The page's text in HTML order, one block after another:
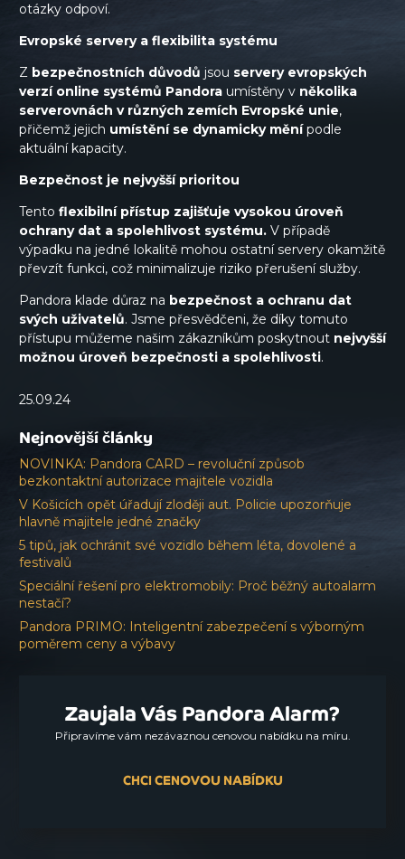
otázky odpoví.
Evropské servery a flexibilita systému
Z bezpečnostních důvodů jsou servery evropských
verzí online systémů Pandora umístěny v několika
serverovnách v různých zemích Evropské unie,
přičemž jejich umístění se dynamicky měnípodle
aktuální kapacity.
Bezpečnost je nejvyšší prioritou
Tento flexibilní přístup zajišťuje vysokou úroveň
ochrany dat a spolehlivost systému. V případě
výpadku na jedné lokalitě mohou ostatní servery okamžitě
převzít funkci, což minimalizuje riziko přerušení služby.
Pandora klade důraz na bezpečnost a ochranu dat
svých uživatelů. Jsme přesvědčeni, že díky tomuto
přístupu můžeme našim zákazníkům poskytnout nejvyšší
možnou úroveň bezpečnosti a spolehlivosti.
25.09.24
Nejnovější články
NOVINKA: Pandora CARD – revoluční způsob
bezkontaktní autorizace majitele vozidla
V Košicích opět úřadují zloději aut. Policie upozorňuje
hlavně majitele jedné značky
5 tipů, jak ochránit své vozidlo během léta, dovolené a
festivalů
Speciální řešení pro elektromobily: Proč běžný autoalarm
nestačí?
Pandora PRIMO: Inteligentní zabezpečení s výborným
poměrem ceny a výbavy
Zaujala Vás Pandora Alarm?
Připravíme vám nezávaznou cenovou nabídku na míru.
CHCI CENOVOU NABÍDKU